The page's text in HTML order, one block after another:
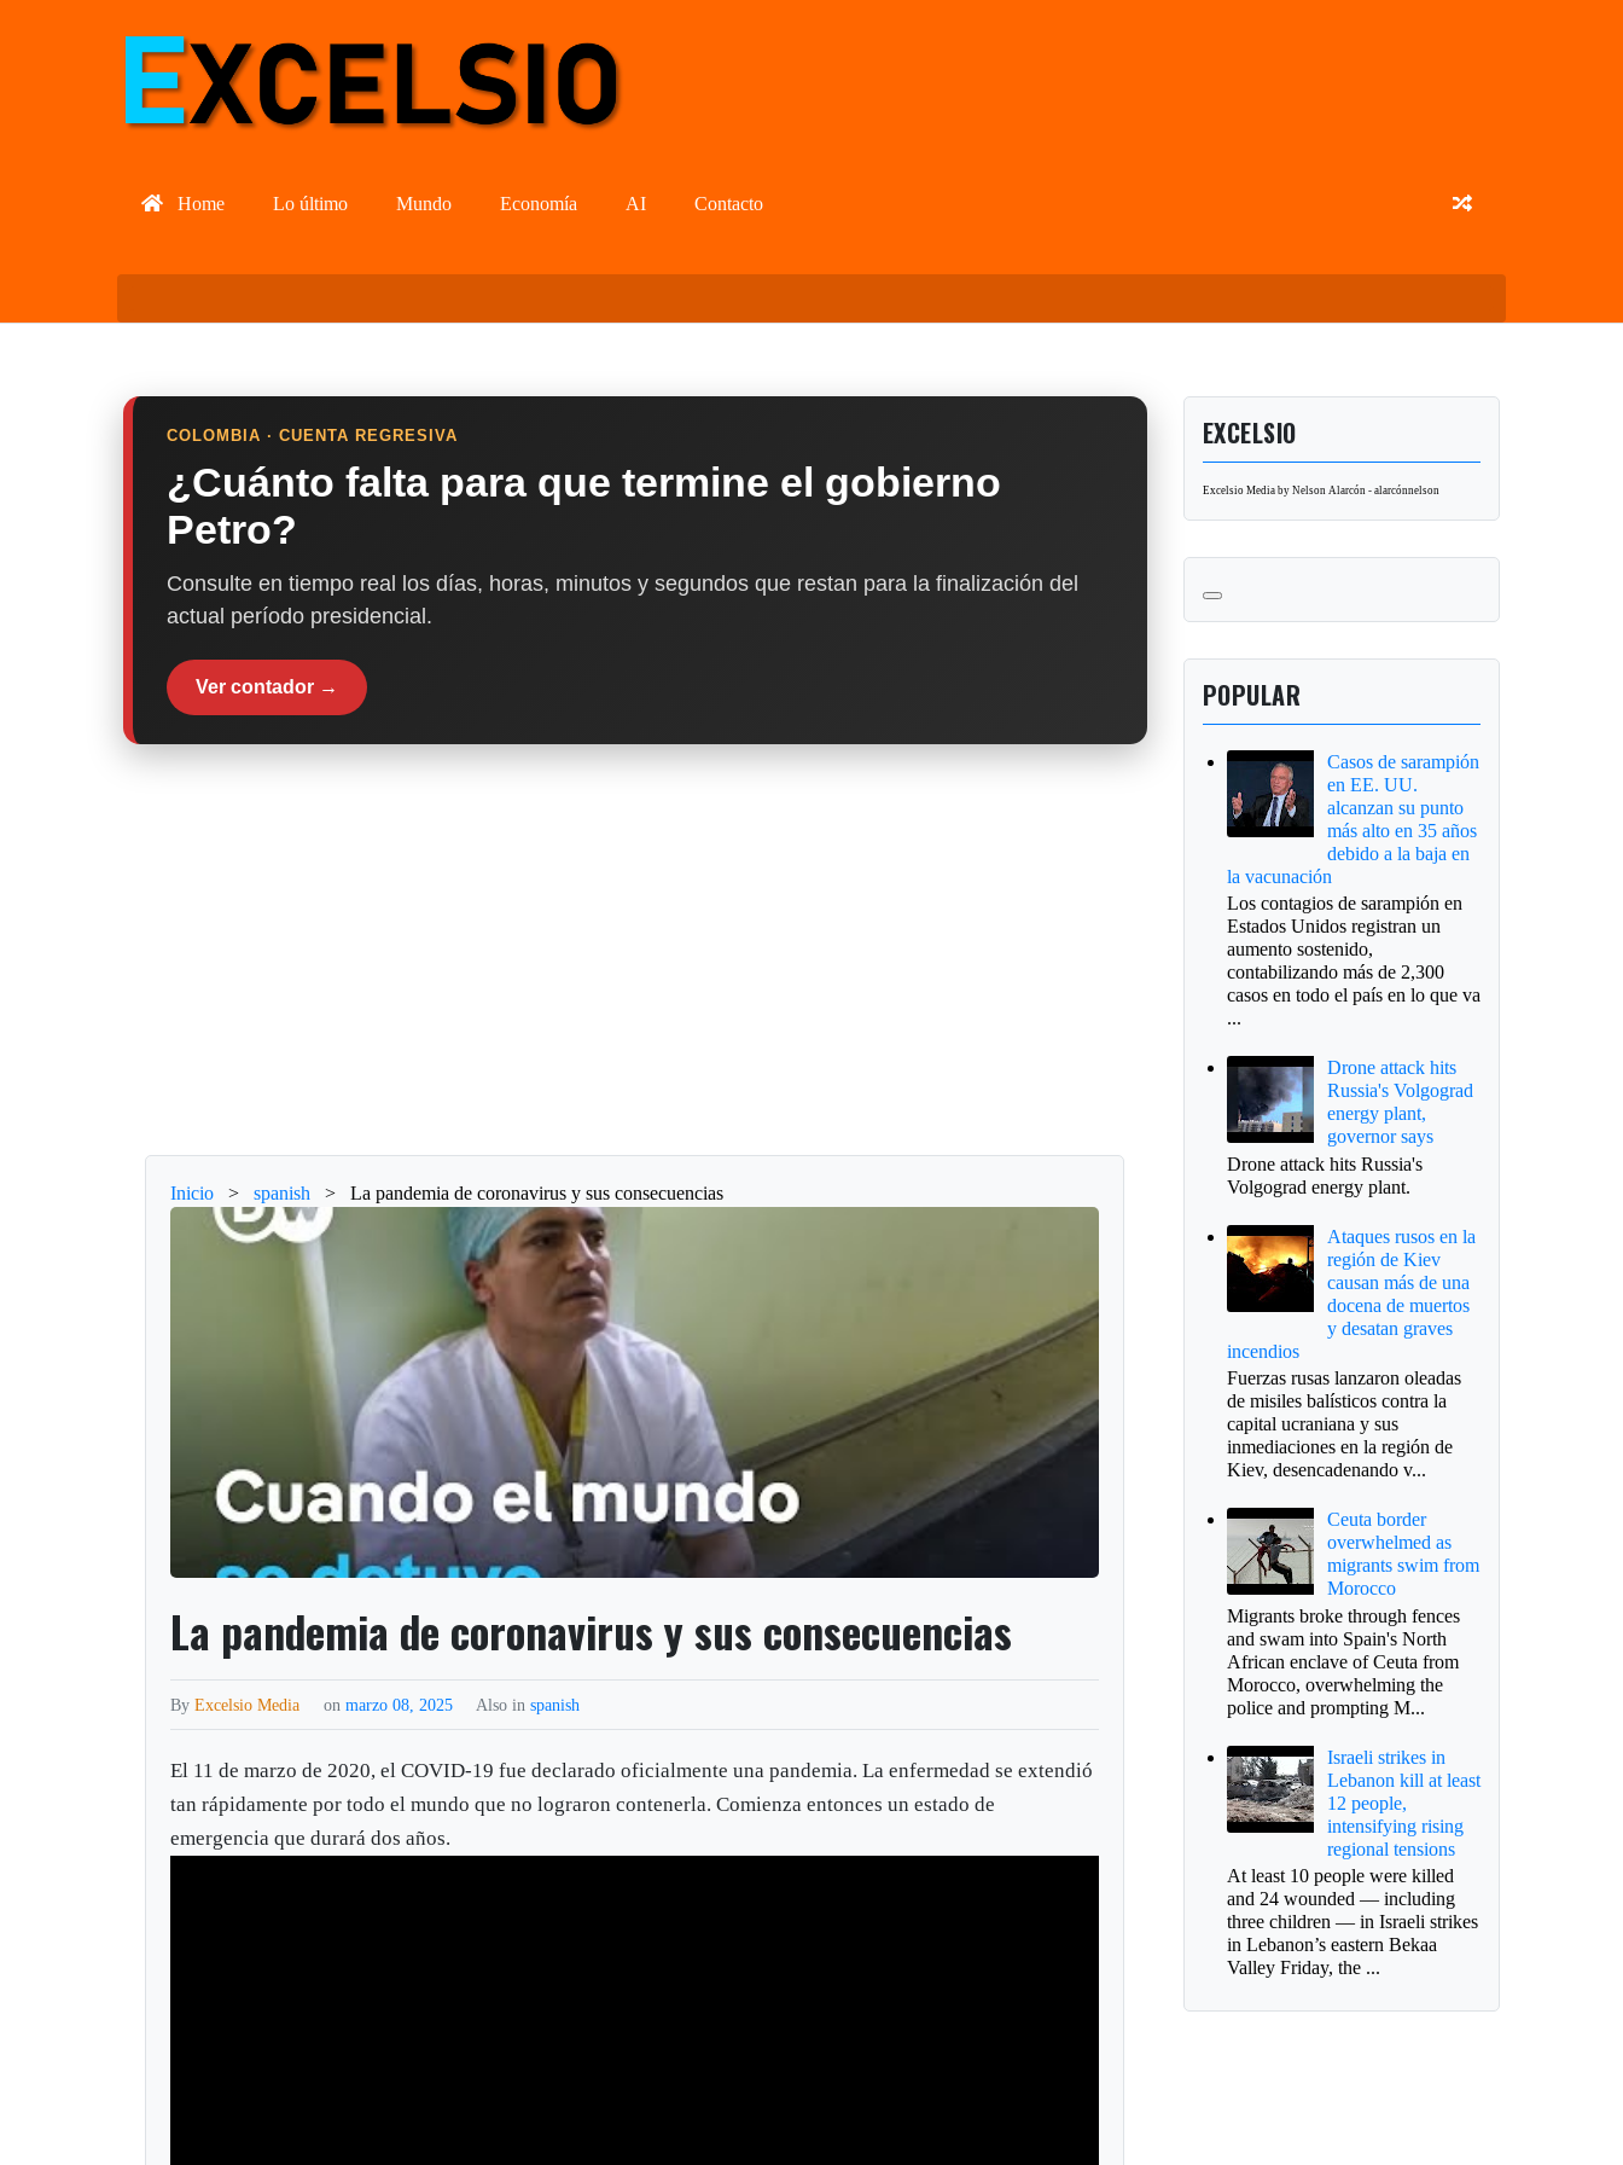
Home Lo último Mundo Economía AI Contacto
COLOMBIA · CUENTA REGRESIVA
¿Cuánto falta para que termine el gobierno
Petro?
Consulte en tiempo real los días, horas, minutos y segundos que restan para la finalización del
actual período presidencial.
Ver contador →
Inicio > spanish > La pandemia de coronavirus y sus consecuencias
La pandemia de coronavirus y sus consecuencias
ByExcelsio Media onmarzo 08, 2025 Also inspanish
El 11 de marzo de 2020, el COVID-19 fue declarado oficialmente una pandemia. La enfermedad se extendió
tan rápidamente por todo el mundo que no lograron contenerla. Comienza entonces un estado de
emergencia que durará dos años.
EXCELSIO
Excelsio Media by Nelson Alarcón - alarcónnelson
POPULAR
Casos de sarampión
en EE. UU.
alcanzan su punto
más alto en 35 años
debido a la baja en
la vacunación
Los contagios de sarampión en
Estados Unidos registran un
aumento sostenido,
contabilizando más de 2,300
casos en todo el país en lo que va
...
Drone attack hits
Russia's Volgograd
energy plant,
governor says
Drone attack hits Russia's
Volgograd energy plant.
Ataques rusos en la
región de Kiev
causan más de una
docena de muertos
y desatan graves
incendios
Fuerzas rusas lanzaron oleadas
de misiles balísticos contra la
capital ucraniana y sus
inmediaciones en la región de
Kiev, desencadenando v...
Ceuta border
overwhelmed as
migrants swim from
Morocco
Migrants broke through fences
and swam into Spain's North
African enclave of Ceuta from
Morocco, overwhelming the
police and prompting M...
Israeli strikes in
Lebanon kill at least
12 people,
intensifying rising
regional tensions
At least 10 people were killed
and 24 wounded — including
three children — in Israeli strikes
in Lebanon’s eastern Bekaa
Valley Friday, the ...